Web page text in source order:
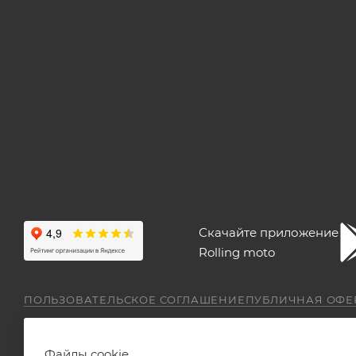
Скачайте приложение
Rolling moto
ПОЛЬЗОВАТЕЛЬСКОЕ СОГЛАШЕНИЕПУБЛИЧНАЯ